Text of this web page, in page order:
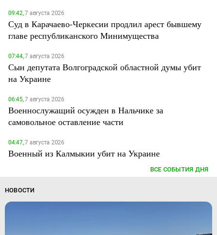
09:42,7 августа 2026
Суд в Карачаево-Черкесии продлил арест бывшему
главе республиканского Минимущества
07:44,7 августа 2026
Сын депутата Волгоградской областной думы убит
на Украине
06:45,7 августа 2026
Военнослужащий осужден в Нальчике за
самовольное оставление части
04:47,7 августа 2026
Военный из Калмыкии убит на Украине
ВСЕ СОБЫТИЯ ДНЯ
НОВОСТИ